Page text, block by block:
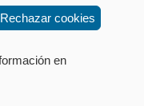
Dcha - 31001
Rechazar cookies
en